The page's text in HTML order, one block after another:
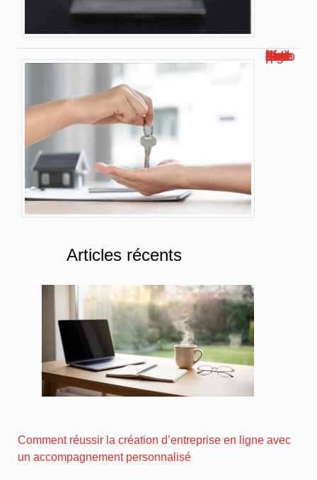
Loc Annonce – Ce qu’il faut savoir sur cette plateforme de logements
Articles récents
Comment réussir la création d’entreprise en ligne avec
un accompagnement personnalisé